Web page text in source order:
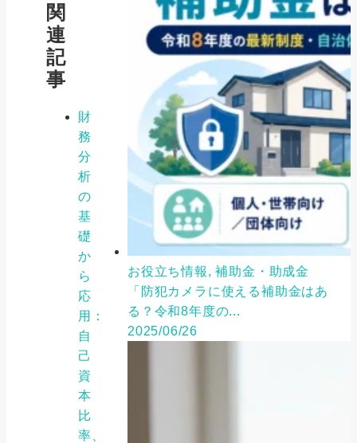
関
連
記
事
財
務
分
析
の
基
礎
か
ら
応
用：
自
己
資
本
比
率、
お役立ち情報, 補助金・助成金
「防犯カメラに使える補助金はあ
る？令和8年度の...
2025/06/26